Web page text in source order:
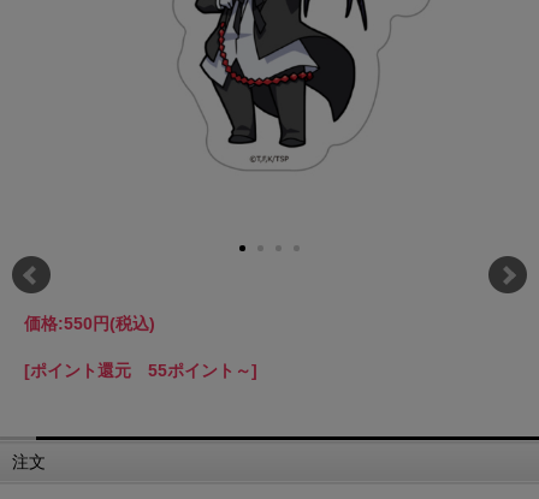
価格:550円(税込)
[ポイント還元 55ポイント～]
注文